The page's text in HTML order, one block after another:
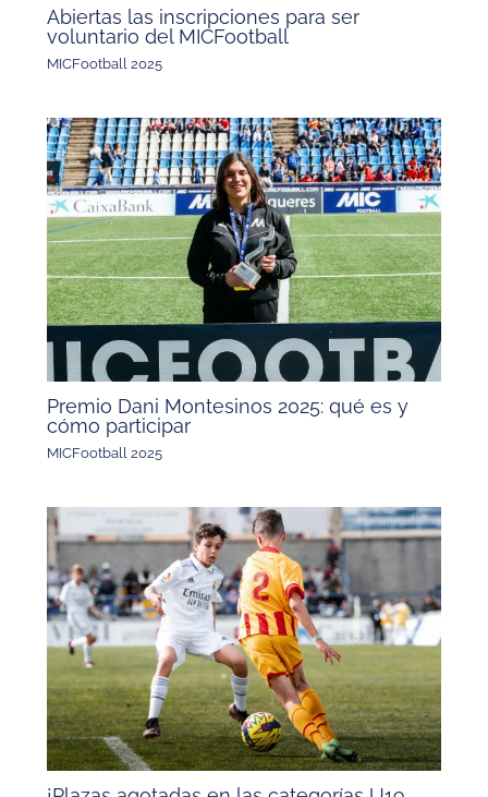
Abiertas las inscripciones para ser
voluntario del MICFootball
MICFootball 2025
Premio Dani Montesinos 2025: qué es y
cómo participar
MICFootball 2025